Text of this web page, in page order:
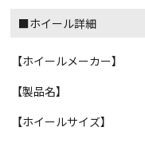
■ホイール詳細
【ホイールメーカー】
【製品名】
【ホイールサイズ】